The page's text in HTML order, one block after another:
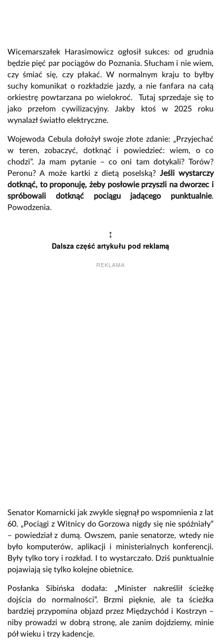
Wicemarszałek Harasimowicz ogłosił sukces: od grudnia
będzie pięć par pociągów do Poznania. Słucham i nie wiem,
czy śmiać się, czy płakać. W normalnym kraju to byłby
suchy komunikat o rozkładzie jazdy, a nie fanfara na całą
orkiestrę powtarzana po wielokroć. Tutaj sprzedaje się to
jako przełom cywilizacyjny. Jakby ktoś w 2025 roku
wynalazł światło elektryczne.
Wojewoda Cebula dołożył swoje złote zdanie: „Przyjechać
w teren, zobaczyć, dotknąć i powiedzieć: wiem, o co
chodzi”. Ja mam pytanie – co oni tam dotykali? Torów?
Peronu? A może kartki z dietą poselską? Jeśli wystarczy
dotknąć, to proponuję, żeby posłowie przyszli na dworzec i
spróbowali dotknąć pociągu jadącego punktualnie.
Powodzenia.
↕
Dalsza część artykułu pod reklamą
REKLAMA
Senator Komarnicki jak zwykle sięgnął po wspomnienia z lat
60. „Pociągi z Witnicy do Gorzowa nigdy się nie spóźniały”
– powiedział z dumą. Owszem, panie senatorze, wtedy nie
było komputerów, aplikacji i ministerialnych konferencji.
Były tylko tory i rozkład. I to wystarczało. Dziś punktualnie
pojawiają się tylko kolejne obietnice.
Posłanka Sibińska dodała: „Minister nakreślił ścieżkę
dojścia do normalności”. Brzmi pięknie, ale ta ścieżka
bardziej przypomina objazd przez Międzychód i Kostrzyn –
niby prowadzi w dobrą stronę, ale zanim dojdziemy, minie
pół wieku i trzy kadencje.